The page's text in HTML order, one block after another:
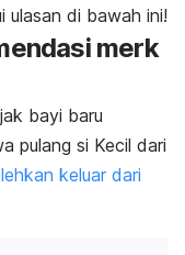
ulasan di bawah ini!
merk
bayi baru
pulang si Kecil dari
keluar dari